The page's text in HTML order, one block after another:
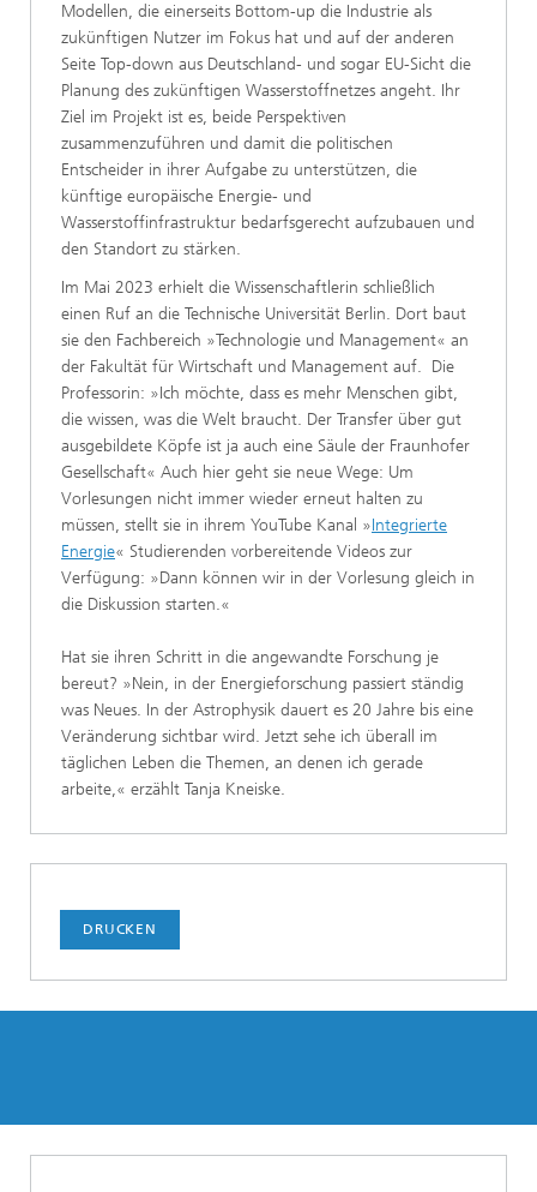
Modellen, die einerseits Bottom-up die Industrie als
zukünftigen Nutzer im Fokus hat und auf der anderen
Seite Top-down aus Deutschland- und sogar EU-Sicht die
Planung des zukünftigen Wasserstoffnetzes angeht. Ihr
Ziel im Projekt ist es, beide Perspektiven
zusammenzuführen und damit die politischen
Entscheider in ihrer Aufgabe zu unterstützen, die
künftige europäische Energie- und
Wasserstoffinfrastruktur bedarfsgerecht aufzubauen und
den Standort zu stärken.
Im Mai 2023 erhielt die Wissenschaftlerin schließlich
einen Ruf an die Technische Universität Berlin. Dort baut
sie den Fachbereich »Technologie und Management« an
der Fakultät für Wirtschaft und Management auf. Die
Professorin: »Ich möchte, dass es mehr Menschen gibt,
die wissen, was die Welt braucht. Der Transfer über gut
ausgebildete Köpfe ist ja auch eine Säule der Fraunhofer
Gesellschaft« Auch hier geht sie neue Wege: Um
Vorlesungen nicht immer wieder erneut halten zu
müssen, stellt sie in ihrem YouTube Kanal »Integrierte
Energie« Studierenden vorbereitende Videos zur
Verfügung: »Dann können wir in der Vorlesung gleich in
die Diskussion starten.«
Hat sie ihren Schritt in die angewandte Forschung je
bereut? »Nein, in der Energieforschung passiert ständig
was Neues. In der Astrophysik dauert es 20 Jahre bis eine
Veränderung sichtbar wird. Jetzt sehe ich überall im
täglichen Leben die Themen, an denen ich gerade
arbeite,« erzählt Tanja Kneiske.
DRUCKEN